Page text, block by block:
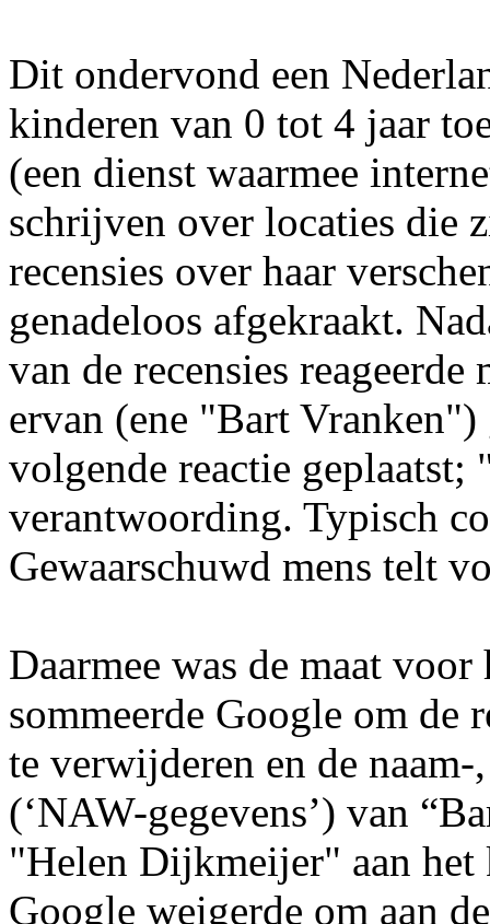
Dit ondervond een
kinderen van 0 tot 4 jaar
(een dienst waarmee
schrijven over locaties die
recensies over haar
genadeloos afgekraakt.
van de recensies
ervan (ene "Bart
volgende reactie geplaatst;
verantwoording. Typisch
Gewaarschuwd mens telt
Daarmee was de maat
sommeerde Google om de
te verwijderen en de naam-
(‘NAW-gegevens’) van
"Helen Dijkmeijer" aan
Google weigerde om aan